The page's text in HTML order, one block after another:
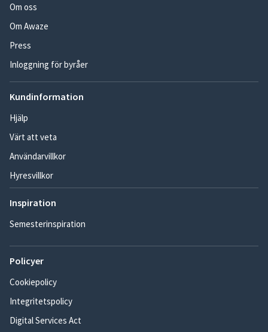
Om oss
Om Awaze
Press
Inloggning för byråer
Kundinformation
Hjälp
Värt att veta
Användarvillkor
Hyresvillkor
Inspiration
Semesterinspiration
Policyer
Cookiepolicy
Integritetspolicy
Digital Services Act